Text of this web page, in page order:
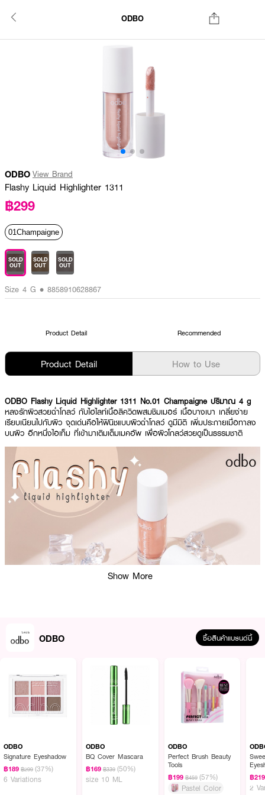
ODBO
ODBO View Brand
Flashy Liquid Highlighter 1311
฿299
01Champaigne
SOLD
OUT
SOLD
OUT
SOLD
OUT
Size 4 G • 8858910628867
Product Detail Recommended
Product Detail How to Use
ODBO Flashy Liquid Highlighter 1311 No.01 Champaigne ปริมาณ 4 g
หลงรักผิวสวยฉ่ำโกลว์ กับไฮไลท์เนื้อลิควิดผสมชิมเมอร์ เนื้อบางเบา เกลี่ยง่าย
เรียบเนียนไปกับผิว จุดเด่นคือให้ฟินิชแบบผิวฉ่ำโกลว์ ดูมีมิติ เพิ่มประกายเมื่อทาลง
บนผิว อีกหนึ่งไอเท็ม ที่เข้ามาเติมเต็มเมคอัพ เพื่อผิวโกลว์สวยดูเป็นธรรมชาติ
ผลลัพธ์ที่ได้ :
เนื้อบางเบา เกลี่ยง่ายเรียบเนียนไปกับผิว จุดเด่นคือให้ฟินิชแบบผิวฉ่ำโกลว์ ดูมีมิติ
เพิ่มประกายเมื่อทาลงบนผิว อีกหนึ่งไอเท็ม ที่เข้ามาเติมเต็มเมคอัพ เพื่อผิวโกลว์
สวยดูเป็นธรรมชาติ
● โอดีบีโอ แฟลชชี่ ลิควิด
Show More
ODBO ซื้อสินค้าแบรนด์นี้
ODBO
Signature Eyeshadow
฿189 ฿299 (37%)
6 Variations
ODBO
BQ Cover Mascara
฿169 ฿339 (50%)
size 10 ML
ODBO
Perfect Brush Beauty
Tools
฿199 ฿459 (57%)
Pastel Color
2024
฿219
2